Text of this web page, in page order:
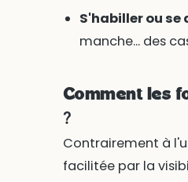
S'habiller ou
manche... des
Comment les
?
Contrairement à
facilitée par la